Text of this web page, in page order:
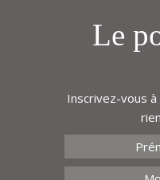
êtes invité.es à
site webdu
Le
Inscrivez-vous